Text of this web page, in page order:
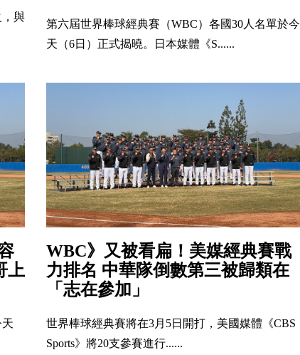
，與
第六屆世界棒球經典賽（WBC）各國30人名單於今
天（6日）正式揭曉。日本媒體《S......
上
WBC》又被看扁！美媒經典賽戰
力排名 中華隊倒數第三被歸類在
「志在參加」
世界棒球經典賽將在3月5日開打，美國媒體《CBS
Sports》將20支參賽進行......